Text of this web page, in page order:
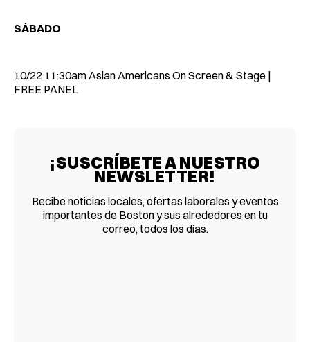
SÁBADO
10/22 11:30am Asian Americans On Screen & Stage |
FREE PANEL
¡SUSCRÍBETE A NUESTRO
NEWSLETTER!
Recibe noticias locales, ofertas laborales y eventos
importantes de Boston y sus alrededores en tu
correo, todos los días.